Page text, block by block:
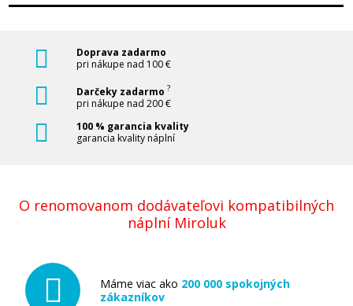
Doprava zadarmo
pri nákupe nad 100 €
Darčeky zadarmo ?
pri nákupe nad 200 €
100 % garancia kvality
garancia kvality náplní
O renomovanom dodávateľovi kompatibilných
náplní Miroluk
Máme viac ako 200 000 spokojných
zákazníkov